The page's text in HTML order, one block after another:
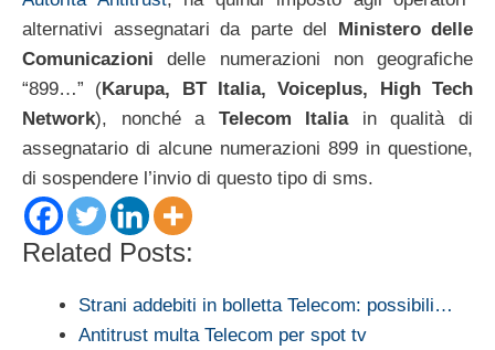
alternativi assegnatari da parte del
Ministero delle
Comunicazioni delle numerazioni non geografiche
“899…” (Karupa, BT Italia, Voiceplus, High Tech
Network), nonché a Telecom Italia in qualità di
assegnatario di alcune numerazioni 899 in questione,
di sospendere l’invio di questo tipo di sms.
Related Posts:
Strani addebiti in bolletta Telecom: possibili…
Antitrust multa Telecom per spot tv